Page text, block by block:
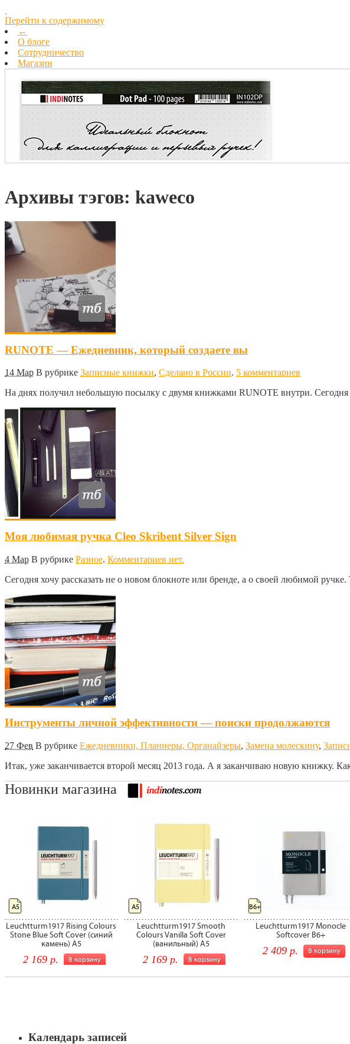
Перейти к содержимому
←
О блоге
Cотрудничество
Магазин
Архивы тэгов: kaweco
RUNOTE — Ежедневник, который создаете вы
14 Мар В рубрике Записные книжки, Сделано в России. 5 комментариев
На днях получил небольшую посылку с двумя книжками RUNOTE внутри.
Моя любимая ручка Cleo Skribent Silver Sign
4 Мар В рубрике Разное. Комментариев нет.
Сегодня хочу рассказать не о новом блокноте или бренде, а о своей любимой
Инструменты личной эффективности — поиски продолжаются
27 Фев В рубрике Ежедневники, Планнеры, Органайзеры, Замена молескину,
Итак, уже заканчивается второй месяц 2013 года. А я заканчиваю новую книжку.
Календарь записей